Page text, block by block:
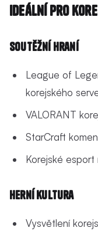
Ideální pro
Soutěžní hraní
League of
korejského
VALORANT
StarCraft
Korejské
Herní kultura
Vysvětlení